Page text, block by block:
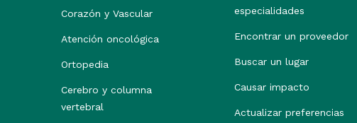
Corazón y Vascular
Atención oncológica
Ortopedia
Cerebro y columna
vertebral
especialidades
Encontrar un proveedor
Buscar un lugar
Causar impacto
Actualizar preferencias